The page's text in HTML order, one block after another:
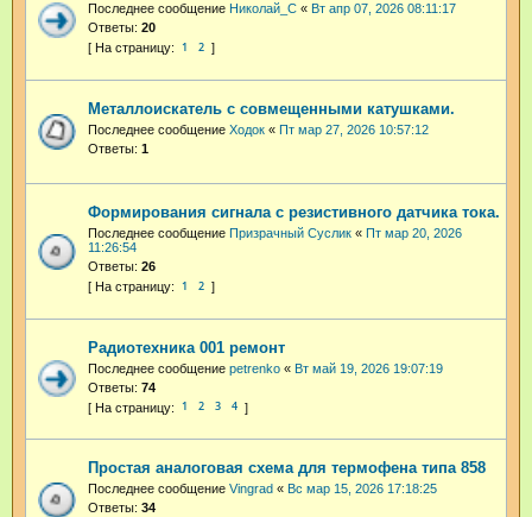
Последнее сообщение Николай_С « Вт апр 07, 2026 08:11:17
Ответы: 20
1 2
Металлоискатель с совмещенными катушками.
Последнее сообщение Ходок « Пт мар 27, 2026 10:57:12
Ответы: 1
Формирования сигнала с резистивного датчика тока.
Последнее сообщение Призрачный Суслик « Пт мар 20, 2026
11:26:54
Ответы: 26
1 2
Радиотехника 001 ремонт
Последнее сообщение petrenko « Вт май 19, 2026 19:07:19
Ответы: 74
1 2 3 4
Простая аналоговая схема для термофена типа 858
Последнее сообщение Vingrad « Вс мар 15, 2026 17:18:25
Ответы: 34